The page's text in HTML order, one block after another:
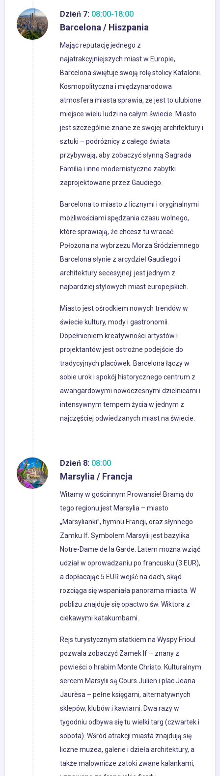
Dzień 7: 08:00-18:00
Barcelona / Hiszpania
Mając reputację jednego z
najatrakcyjniejszych miast w Europie,
Barcelona świętuje swoją rolę stolicy Katalonii.
Kosmopolityczna i międzynarodowa
atmosfera miasta sprawia, że jest to ulubione
miejsce wielu ludzi na całym świecie. Miasto
jest szczególnie znane ze swojej architektury i
sztuki – podróżnicy z całego świata
przybywają, aby zobaczyć słynną Sagrada
Familia i inne modernistyczne zabytki
zaprojektowane przez Gaudiego.
Barcelona to miasto z licznymi i oryginalnymi
możliwościami spędzania czasu wolnego,
które sprawiają, że chcesz tu wracać.
Położona na wybrzeżu Morza Śródziemnego
Barcelona słynie z arcydzieł Gaudiego i
architektury secesyjnej: jest jednym z
najbardziej stylowych miast europejskich.
Miasto jest ośrodkiem nowych trendów w
świecie kultury, mody i gastronomii.
Dopełnieniem kreatywności artystów i
projektantów jest ostrożne podejście do
tradycyjnych placówek. Barcelona łączy w
sobie urok i spokój historycznego centrum z
awangardowymi nowoczesnymi dzielnicami i
intensywnym tempem życia w jednym z
najczęściej odwiedzanych miast na świecie.
Dzień 8: 08:00
Marsylia / Francja
Witamy w gościnnym Prowansie! Bramą do
tego regionu jest Marsylia – miasto
„Marsylianki”, hymnu Francji, oraz słynnego
Zamku If. Symbolem Marsylii jest bazylika
Notre-Dame de la Garde. Latem można wziąć
udział w oprowadzaniu po francusku (3 EUR),
a dopłacając 5 EUR wejść na dach, skąd
rozciąga się wspaniała panorama miasta. W
pobliżu znajduje się opactwo św. Wiktora z
ciekawymi katakumbami.
Rejs turystycznym statkiem na Wyspy Frioul
pozwala zobaczyć Zamek If – znany z
powieści o hrabim Monte Christo. Kulturalnym
sercem Marsylii są Cours Julien i plac Jeana
Jaurèsa – pełne księgarni, alternatywnych
sklepów, klubów i kawiarni. Dwa razy w
tygodniu odbywa się tu wielki targ (czwartek i
sobota). Wśród atrakcji miasta znajdują się
liczne muzea, galerie i dzieła architektury, a
także malownicze zatoki zwane kalankami,